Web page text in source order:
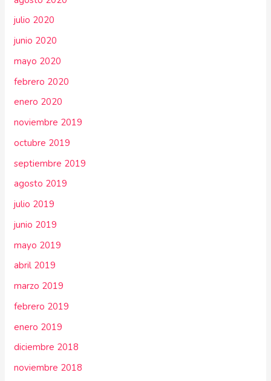
julio 2020
junio 2020
mayo 2020
febrero 2020
enero 2020
noviembre 2019
octubre 2019
septiembre 2019
agosto 2019
julio 2019
junio 2019
mayo 2019
abril 2019
marzo 2019
febrero 2019
enero 2019
diciembre 2018
noviembre 2018